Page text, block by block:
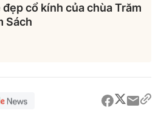
cổ kính của chùa Trăm
Sách